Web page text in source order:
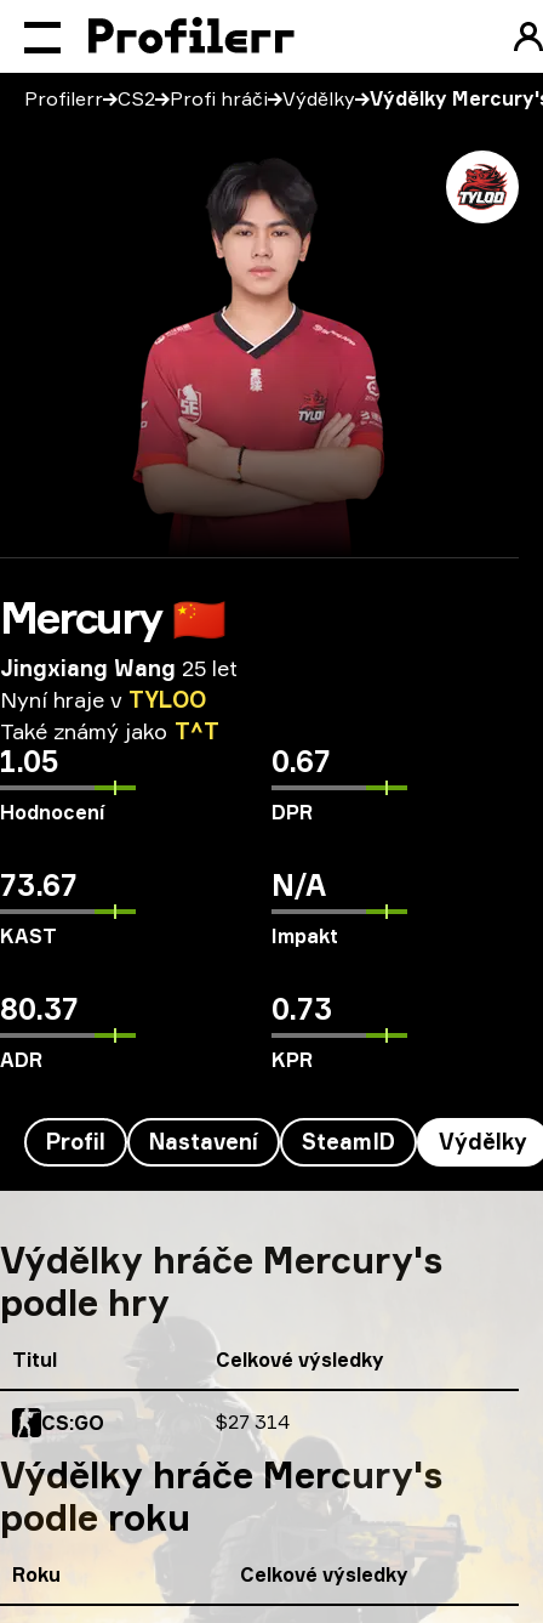
Profilerr CS2 Profi hráči Výdělky Výdělky
Mercury 🇨🇳
Jingxiang Wang 25 let
Nyní hraje v TYLOO
Také známý jako T^T
1.05
Hodnocení
0.67
DPR
73.67
KAST
N/A
Impakt
80.37
ADR
0.73
KPR
Profil Nastavení SteamID Výdělky
Výdělky hráče Mercury's
podle hry
Titul Celkové výsledky
CS:GO Celkové výsledky
$27 314
Výdělky hráče Mercury's
podle roku
Roku Celkové výsledky